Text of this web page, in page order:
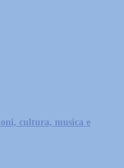
cultura, musica e